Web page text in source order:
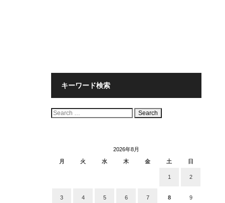
キーワード検索
検
索:
2026年8月
月
火 水 木 金 土 日
1 2
3 4 5 6 7 8 9